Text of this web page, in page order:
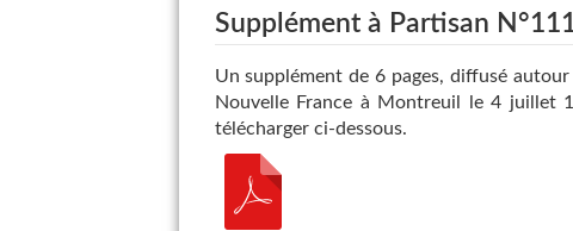
Supplément à Partisan
Un supplément de 6 pages, diffusé
Nouvelle France à Montreuil le 4 juillet
télécharger ci-dessous.